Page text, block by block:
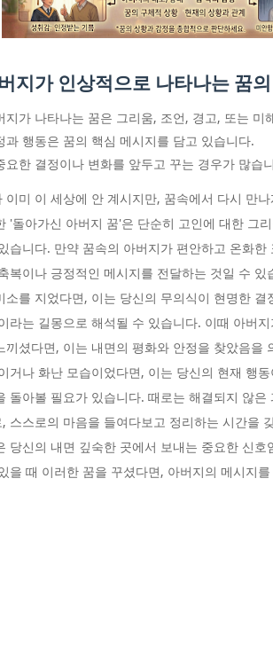
지가 인상적으로 나타나는 꿈
지가 나타나는 꿈은 그리움, 조언, 경고, 또는 미
과 행동은 꿈의 핵심 메시지를 담고 있습니다.
요한 결정이나 변화를 앞두고 꾸는 경우가 많습
이미 이 세상에 안 계시지만, 꿈속에서 다시 만
'돌아가신 아버지 꿈'은 단순히 고인에 대한 그
습니다. 만약 꿈속의 아버지가 편안하고 온화한
복이나 긍정적인 메시지를 전달하는 것일 수
소를 지었다면, 이는 당신의 무의식이 현명한 결
라는 길몽으로 해석될 수 있습니다. 이때 아버
끼셨다면, 이는 내면의 평화와 안정을 찾았음을
거나 화난 모습이었다면, 이는 당신의 현재 행
돌아볼 필요가 있습니다. 때로는 해결되지 않은
스스로의 마음을 들여다보고 정리하는 시간을
당신의 내면 깊숙한 곳에서 보내는 중요한 신호
을 때 이러한 꿈을 꾸셨다면, 아버지의 메시지